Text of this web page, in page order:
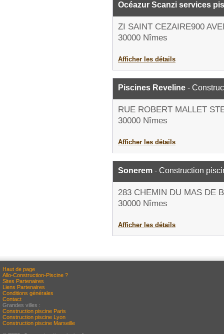
Océazur Scanzi services
ZI SAINT CEZAIRE900
30000 Nîmes
Afficher les détails
Piscines Reveline -
RUE ROBERT MALLET
30000 Nîmes
Afficher les détails
Sonerem - Construction
283 CHEMIN DU MAS DE
30000 Nîmes
Afficher les détails
Haut de page
Allo-Construction-Piscine ?
Sites Partenaires
Liens Partenaires
Conditions générales
Contact
Grandes villes :
Construction piscine Paris
Construction piscine Lyon
Construction piscine Marseille